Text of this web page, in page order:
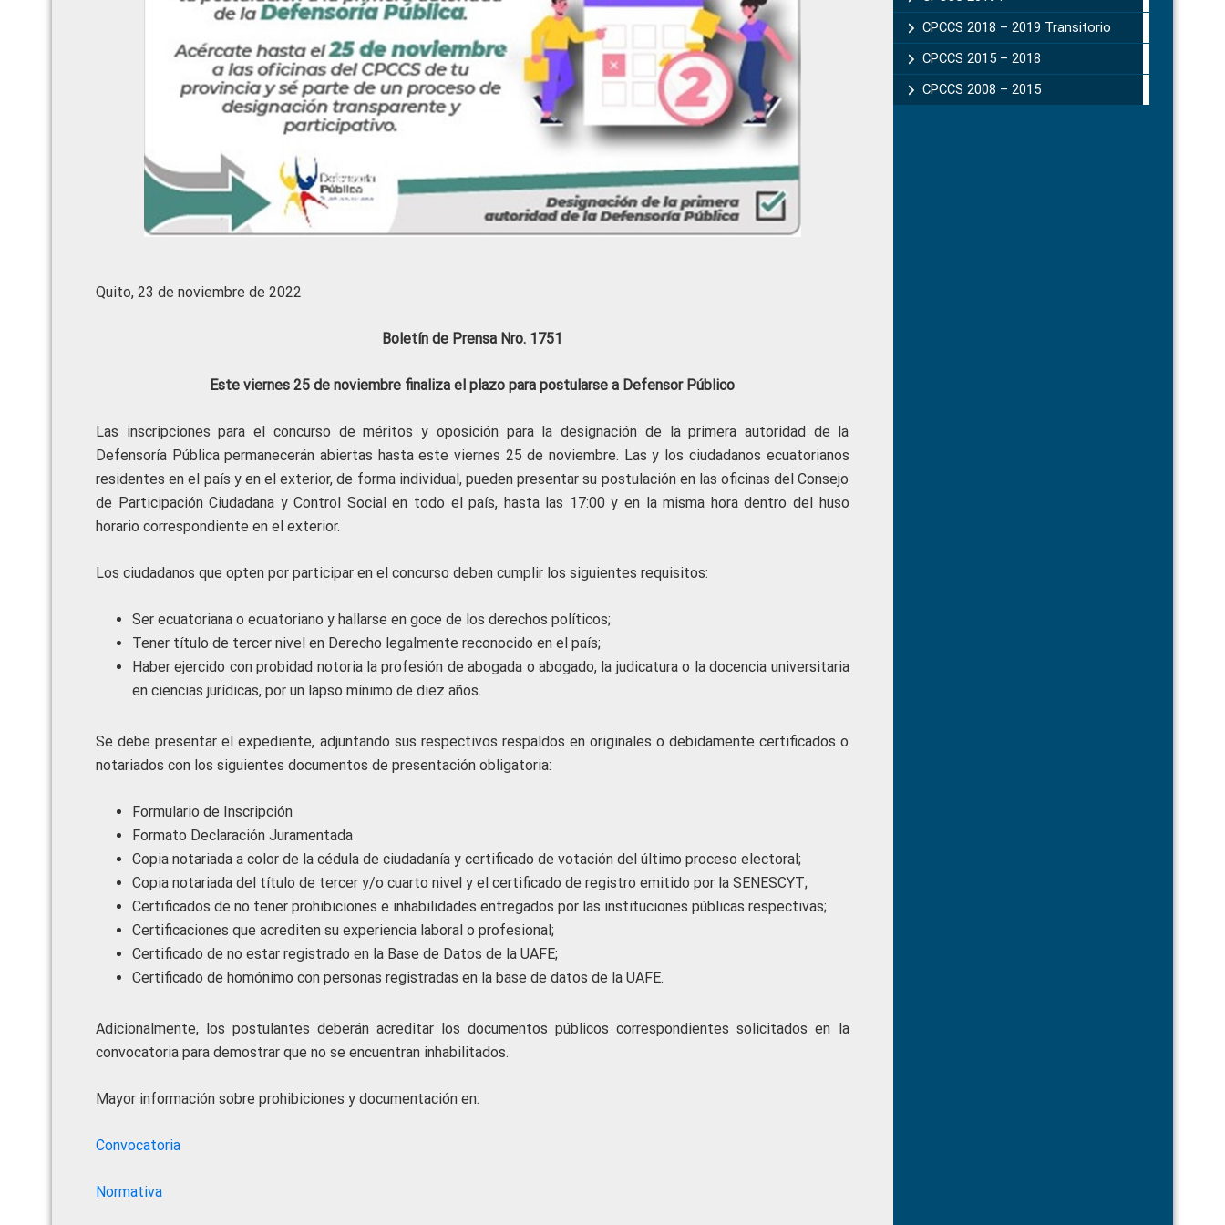
Quito, 23 de noviembre de 2022
Boletín de Prensa Nro. 1751
Este viernes 25 de noviembre finaliza el plazo para postularse a Defensor Público
Las inscripciones para el concurso de méritos y oposición para la designación de la primera autoridad de la
Defensoría Pública permanecerán abiertas hasta este viernes 25 de noviembre. Las y los ciudadanos ecuatorianos
residentes en el país y en el exterior, de forma individual, pueden presentar su postulación en las oficinas del Consejo
de Participación Ciudadana y Control Social en todo el país, hasta las 17:00 y en la misma hora dentro del huso
horario correspondiente en el exterior.
Los ciudadanos que opten por participar en el concurso deben cumplir los siguientes requisitos:
Ser ecuatoriana o ecuatoriano y hallarse en goce de los derechos políticos;
Tener título de tercer nivel en Derecho legalmente reconocido en el país;
Haber ejercido con probidad notoria la profesión de abogada o abogado, la judicatura o la docencia universitaria
en ciencias jurídicas, por un lapso mínimo de diez años.
Se debe presentar el expediente, adjuntando sus respectivos respaldos en originales o debidamente certificados o
notariados con los siguientes documentos de presentación obligatoria:
Formulario de Inscripción
Formato Declaración Juramentada
Copia notariada a color de la cédula de ciudadanía y certificado de votación del último proceso electoral;
Copia notariada del título de tercer y/o cuarto nivel y el certificado de registro emitido por la SENESCYT;
Certificados de no tener prohibiciones e inhabilidades entregados por las instituciones públicas respectivas;
Certificaciones que acrediten su experiencia laboral o profesional;
Certificado de no estar registrado en la Base de Datos de la UAFE;
Certificado de homónimo con personas registradas en la base de datos de la UAFE.
Adicionalmente, los postulantes deberán acreditar los documentos públicos correspondientes solicitados en la
convocatoria para demostrar que no se encuentran inhabilitados.
Mayor información sobre prohibiciones y documentación en:
Convocatoria
Normativa
CPCCS 2018 – 2019 Transitorio
CPCCS 2015 – 2018
CPCCS 2008 – 2015